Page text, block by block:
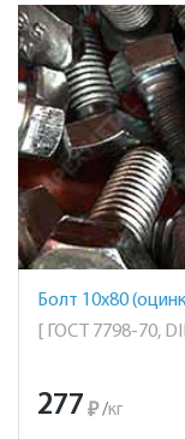
Болт 10х80
[ ГОСТ 7798-70,
277 ₽ /кг